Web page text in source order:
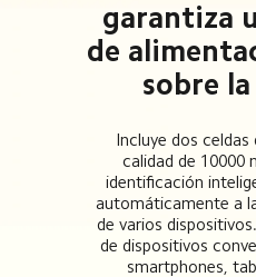
garantiza
de
sobre
Incluye dos
calidad de 10000
identificación
automáticamente a
de varios
de dispositivos
smartphones,